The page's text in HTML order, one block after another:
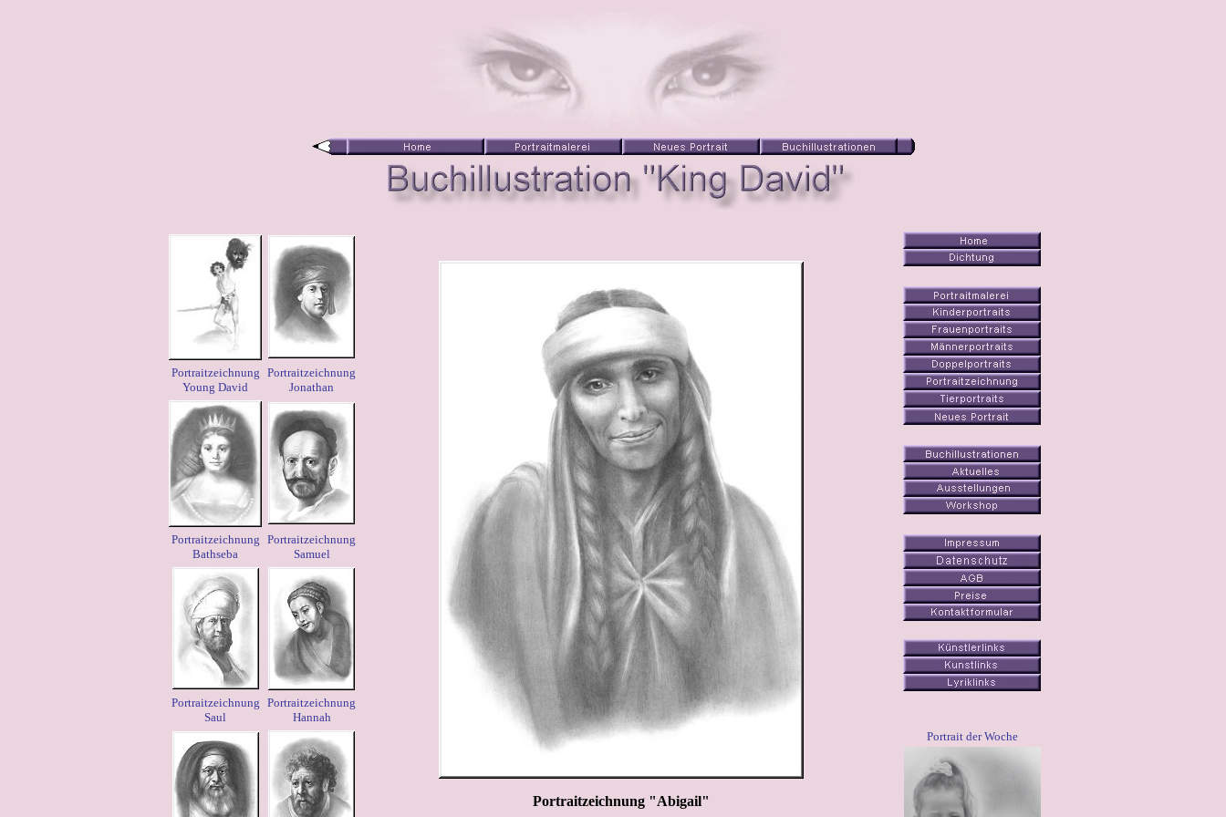
Portraitzeichnung
Young David
Portraitzeichnung
Jonathan
Portraitzeichnung
Bathseba
Portraitzeichnung
Samuel
Portraitzeichnung
Saul
Portraitzeichnung
Hannah
Portraitzeichnung "Abigail"
Portrait der Woche